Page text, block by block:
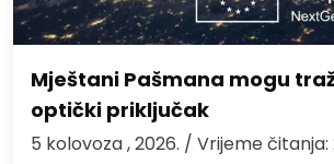
Mještani Pašmana mogu
optički priključak
5 kolovoza , 2026. / Vrijeme čitanja: